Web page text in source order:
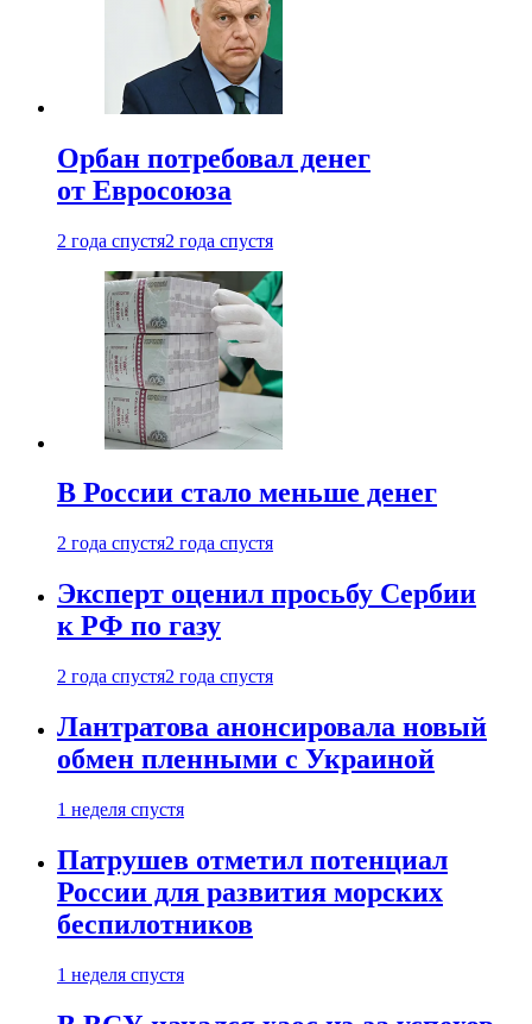
Орбан потребовал денег
от Евросоюза
2 года спустя2 года спустя
В России стало меньше денег
2 года спустя2 года спустя
Эксперт оценил просьбу Сербии
к РФ по газу
2 года спустя2 года спустя
Лантратова анонсировала новый
обмен пленными с Украиной
1 неделя спустя
Патрушев отметил потенциал
России для развития морских
беспилотников
1 неделя спустя